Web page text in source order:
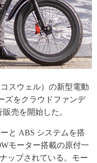
スウェル）の新型電動
ズをクラウドファンデ
売を開始した。
と ABS システムを搭
モーター搭載の原付一
ップされている。モー